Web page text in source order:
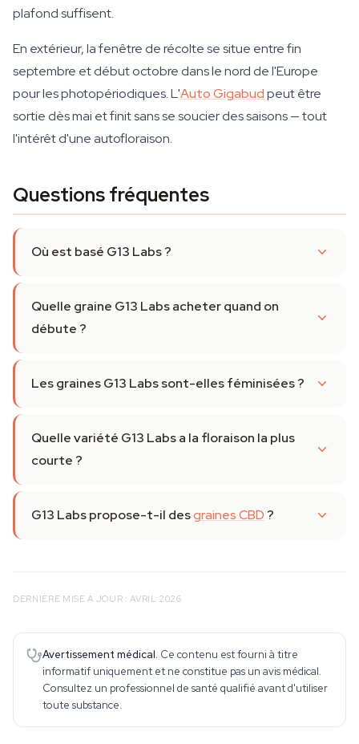
plafond suffisent.
En extérieur, la fenêtre de récolte se situe entre fin
septembre et début octobre dans le nord de l'Europe
pour les photopériodiques. L'Auto Gigabudpeut être
sortie dès mai et finit sans se soucier des saisons — tout
l'intérêt d'une autofloraison.
Questions fréquentes
Où est basé G13 Labs ?
Quelle graine G13 Labs acheter quand on
débute ?
Les graines G13 Labs sont-elles féminisées ?
Quelle variété G13 Labs a la floraison la plus
courte ?
G13 Labs propose-t-il desgraines CBD ?
DERNIÈRE MISE À JOUR : AVRIL 2026
Avertissement médical. Ce contenu est fourni à titre
informatif uniquement et ne constitue pas un avis médical.
Consultez un professionnel de santé qualifié avant d'utiliser
toute substance.